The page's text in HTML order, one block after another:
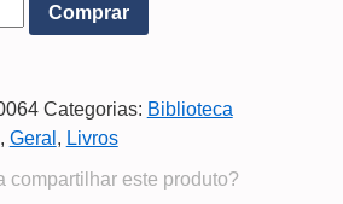
Comprar
Categorias: Biblioteca
, Geral , Livros
compartilhar este produto?